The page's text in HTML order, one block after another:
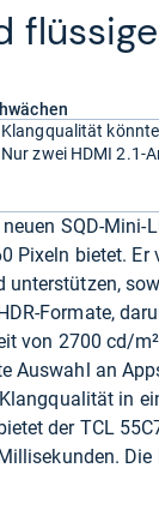
Klangqualität
Nur zwei HDMI 2.1-
SQD-Mini-
Pixeln bietet. Er
Formate,
von 2700 cd/
Auswahl an
in
der TCL